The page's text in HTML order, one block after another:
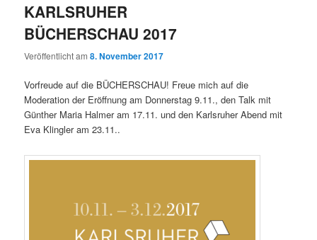
KARLSRUHER
BÜCHERSCHAU 2017
Veröffentlicht am8. November 2017
Vorfreude auf die BÜCHERSCHAU! Freue mich auf die
Moderation der Eröffnung am Donnerstag 9.11., den Talk mit
Günther Maria Halmer am 17.11. und den Karlsruher Abend mit
Eva Klingler am 23.11..